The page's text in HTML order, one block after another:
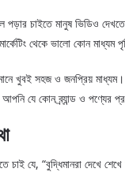
পড়ার চাইতে মানুষ ভিডিও
থেকে ভালো কোন মাধ্যম
খুবই সহজ ও জনপ্রিয়
আপনি যে কোন ব্র্যান্ড ও পণ্যের
চাই যে, “বুদ্ধিমানরা দেখে